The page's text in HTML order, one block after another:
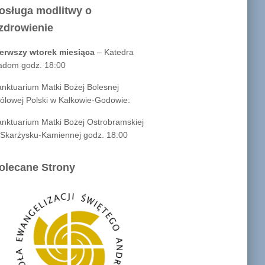
modlitwy o
wtorek miesiąca – Katedra
godz. 18:00
Matki Bożej Bolesnej
Polski w Kałkowie-Godowie:
Matki Bożej Ostrobramskiej
Kamiennej godz. 18:00
Strony